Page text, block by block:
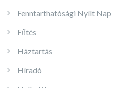
Fenntarthatósági Nyílt Nap
Fűtés
Háztartás
Híradó